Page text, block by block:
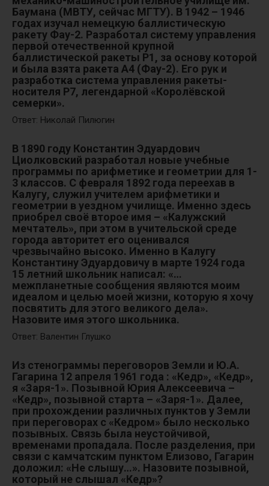
Баумана (МВТУ, сейчас МГТУ). В 1942 – 1946
годах изучал немецкую баллистическую
ракету Фау-2. Разработал систему управления
первой отечественной крупной
баллистической ракеты Р1, за основу которой
и была взята ракета А4 (Фау-2). Его рук и
разработка система управления ракеты-
носителя Р7, легендарной «Королёвской
семерки».
Ответ: Николай Пилюгин
В 1890 году Константин Эдуардович
Циолковский разработал новые учебные
программы по арифметике и геометрии для 1-
3 классов. С февраля 1892 года переехав в
Калугу, служил учителем арифметики и
геометрии в уездном училище. Именно здесь
приобрел своё второе имя – «Калужский
мечтатель», при этом в учительской среде
города авторитет его оценивался
чрезвычайно высоко. Именно в Калугу
Константину Эдуардовичу в марте 1924 года
15 летний школьник написал: «…
межпланетные сообщения являются моим
идеалом и целью моей жизни, которую я хочу
посвятить для этого великого дела».
Назовите имя этого школьника.
Ответ: Валентин Глушко
Из стенограммы переговоров Земли и Ю.А.
Гагарина 12 апреля 1961 года : «Кедр», «Кедр»,
я «Заря-1». Позывной Юрия Алексеевича –
«Кедр», позывной старта – «Заря-1». Далее,
при прохождении различных пунктов у Земли
при переговорах с «Кедром» было несколько
позывных. Связь была неустойчивой,
временами пропадала. После разделения, при
связи с камчатским пунктом Елизово, Гагарин
доложил: «Не слышу…». Назовите позывной,
который не слышал «Кедр»?